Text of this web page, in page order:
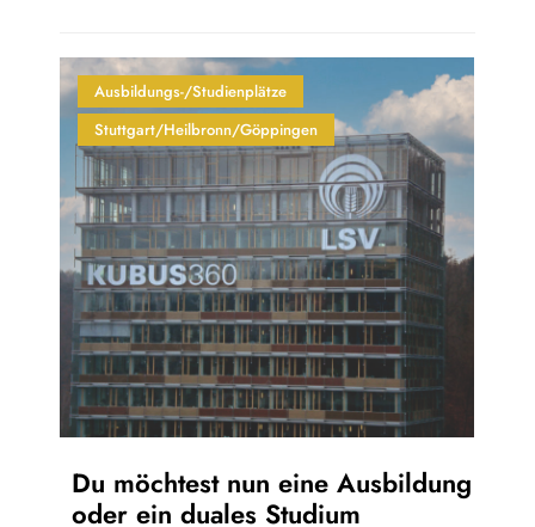
Ausbildungs-/Studienplätze
Stuttgart/Heilbronn/Göppingen
Du möchtest nun eine Ausbildung
oder ein duales Studium